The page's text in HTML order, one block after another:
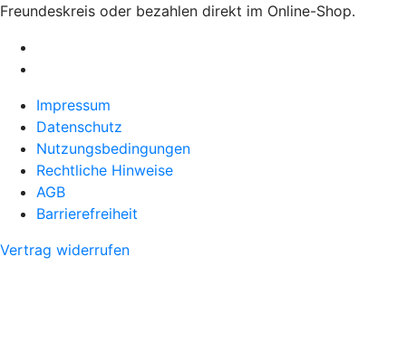
Freundeskreis oder bezahlen direkt im Online-Shop.
Impressum
Datenschutz
Nutzungsbedingungen
Rechtliche Hinweise
AGB
Barrierefreiheit
Vertrag widerrufen